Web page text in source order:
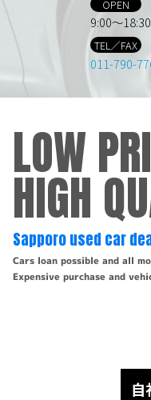
OPEN
9:00～18:30
TEL／FAX
011-790-
LOW
HIGH
Sapporo used car
Cars loan possible and all
Expensive purchase and
自